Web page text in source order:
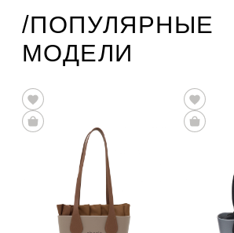
/ПОПУЛЯРНЫЕ
МОДЕЛИ